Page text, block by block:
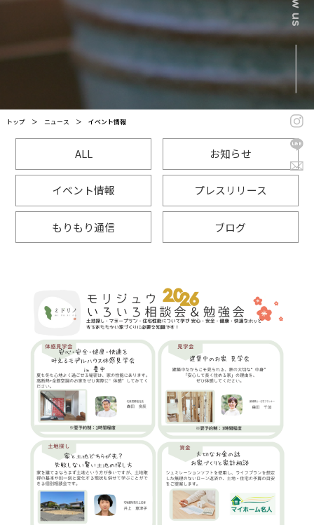
トップ＞ ニュース ＞ イベント情報
ALL お知らせ
イベント情報 プレスリリース
もりもり通信 ブログ